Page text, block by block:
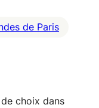
de Paris
choix dans